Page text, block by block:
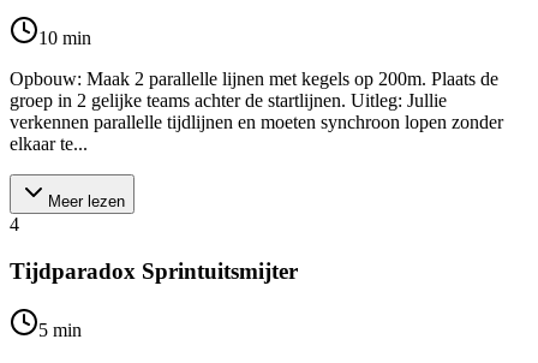
10 min
Opbouw: Maak 2 parallelle lijnen met kegels op 200m. Plaats de
groep in 2 gelijke teams achter de startlijnen. Uitleg: Jullie
verkennen parallelle tijdlijnen en moeten synchroon lopen zonder
elkaar te...
Meer lezen
4
Tijdparadox Sprintuitsmijter
5 min